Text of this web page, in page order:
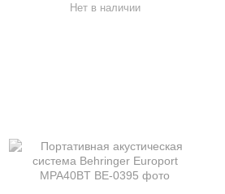
Нет в наличии